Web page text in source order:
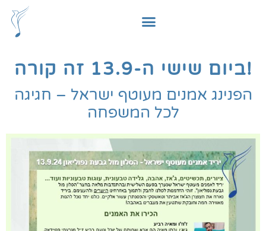
content
ביום שישי ה-13.9 זה קורה!
הפנינג אמנים מעוטף ישראל – חגיגה
לכל המשפחה